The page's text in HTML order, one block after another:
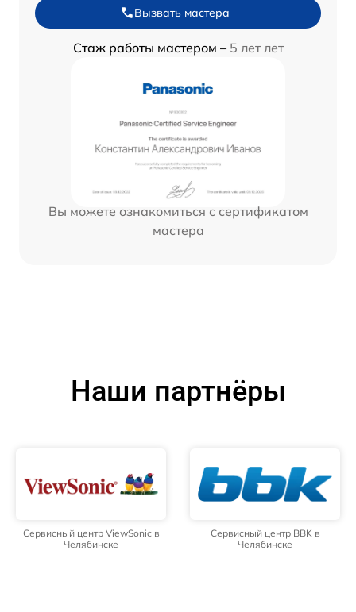
Вызвать мастера
Стаж работы мастером – 5 лет лет
Вы можете ознакомиться с сертификатом
мастера
Наши партнёры
Сервисный центр ViewSonic в
Челябинске
Сервисный центр BBK в
Челябинске